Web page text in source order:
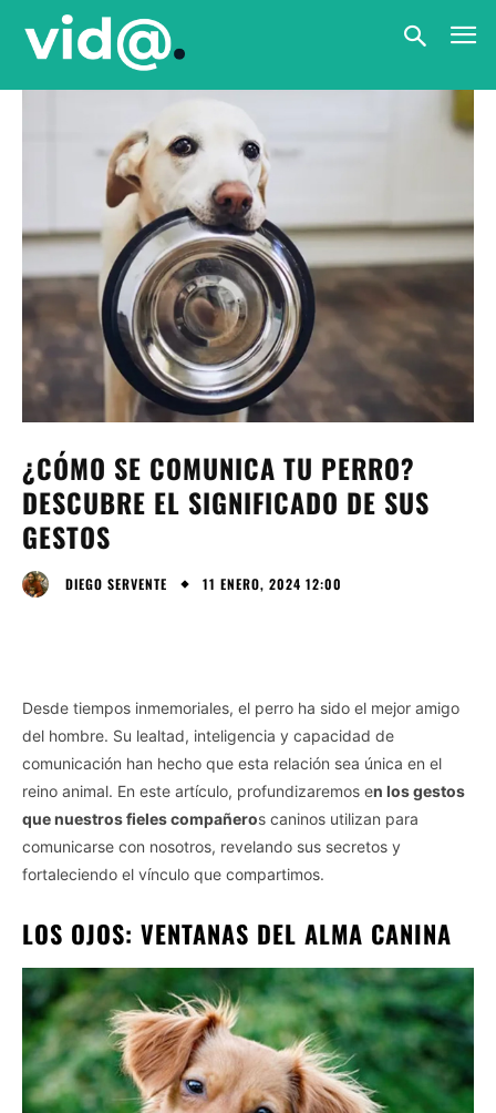
¿CÓMO SE COMUNICA TU PERRO?
DESCUBRE EL SIGNIFICADO DE SUS
GESTOS
DIEGO SERVENTE 11 ENERO, 2024 12:00
Desde tiempos inmemoriales, el perro ha sido el mejor amigo
del hombre. Su lealtad, inteligencia y capacidad de
comunicación han hecho que esta relación sea única en el
reino animal. En este artículo, profundizaremos en los gestos
que nuestros fieles compañeros caninos utilizan para
comunicarse con nosotros, revelando sus secretos y
fortaleciendo el vínculo que compartimos.
LOS OJOS: VENTANAS DEL ALMA CANINA